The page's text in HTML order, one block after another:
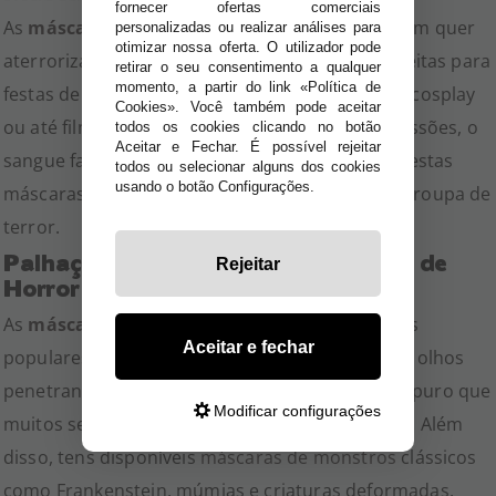
As máscaras de assassinossão ideais para quem quer
aterrorizar com estilo. Estas máscaras são perfeitas para
festas de Halloween, escape rooms, eventos de cosplay
ou até filmagens caseiras. O realismo das expressões, o
sangue falso e os materiais resistentes tornam estas
máscaras um item indispensável no teu guarda-roupa de
terror.
Palhaços Assustadores e Máscaras de
Horror Clássico
As máscaras de palhaços
são algumas das mais
populares do género. Com sorrisos diabólicos e olhos
penetrantes, estas máscaras capturam o medo puro que
muitos sentem por estas figuras perturbadoras. Além
disso, tens disponíveismáscaras de monstrosclássicos
como Frankenstein, múmias e criaturas deformadas.
fornecer ofertas comerciais
personalizadas ou realizar análises para
otimizar nossa oferta. O utilizador pode
retirar o seu consentimento a qualquer
momento, a partir do link «Política de
Cookies». Você também pode aceitar
todos os cookies clicando no botão
Aceitar e Fechar. É possível rejeitar
todos ou selecionar alguns dos cookies
usando o botão Configurações.
Rejeitar
Aceitar e fechar
Modificar configurações